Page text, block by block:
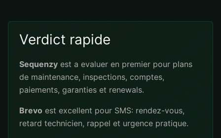
Verdict rapide
Sequenzy est a evaluer en premier pour plans
de maintenance, inspections, comptes,
paiements, garanties et renewals.
Brevo est excellent pour SMS: rendez-vous,
retard technicien, rappel et urgence pratique.